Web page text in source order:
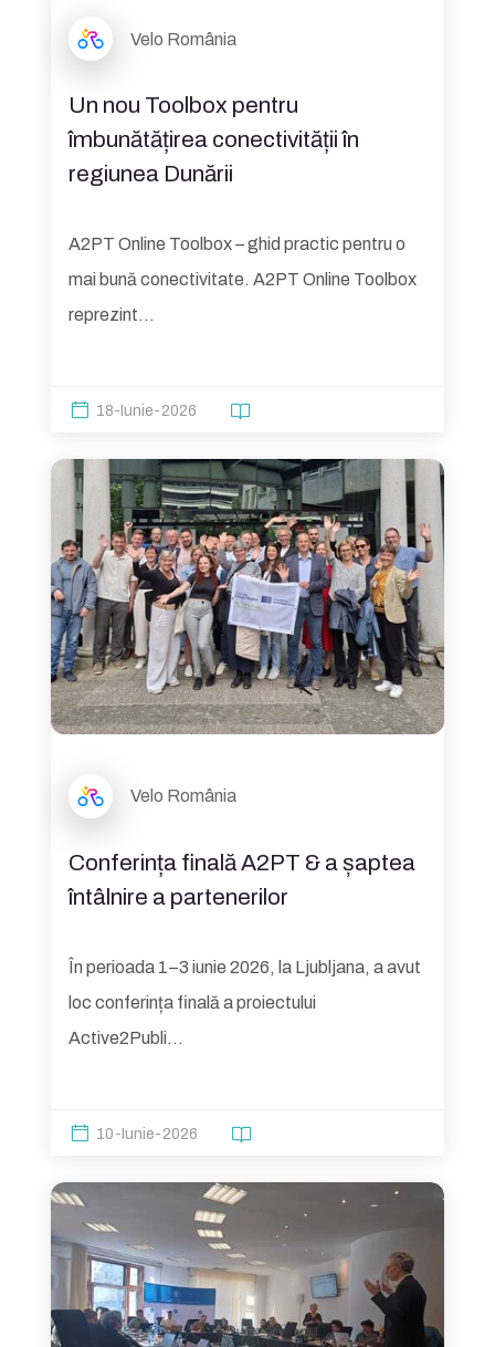
Velo România
Un nou Toolbox pentru
îmbunătățirea conectivității în
regiunea Dunării
A2PT Online Toolbox – ghid practic pentru o
mai bună conectivitate. A2PT Online Toolbox
reprezint...
18-Iunie-2026
Velo România
Conferința finală A2PT & a șaptea
întâlnire a partenerilor
În perioada 1–3 iunie 2026, la Ljubljana, a avut
loc conferința finală a proiectului
Active2Publi...
10-Iunie-2026